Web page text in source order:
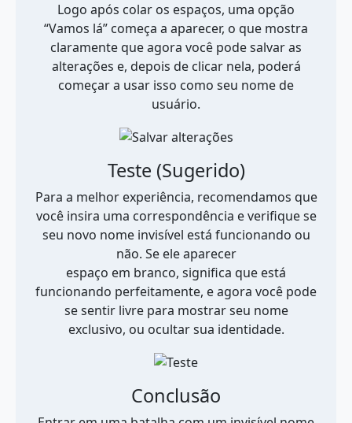
Logo após colar os espaços, uma opção
“Vamos lá” começa a aparecer, o que mostra
claramente que agora você pode salvar as
alterações e, depois de clicar nela, poderá
começar a usar isso como seu nome de
usuário.
Teste (Sugerido)
Para a melhor experiência, recomendamos que
você insira uma correspondência e verifique se
seu novo nome invisível está funcionando ou
não. Se ele aparecer
espaço em branco, significa que está
funcionando perfeitamente, e agora você pode
se sentir livre para mostrar seu nome
exclusivo, ou ocultar sua identidade.
Conclusão